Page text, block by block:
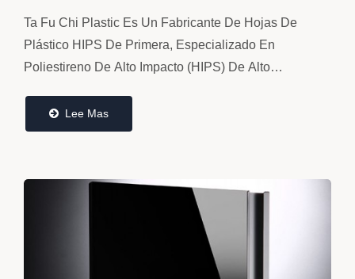
Y Fabricación | Ta Fu Chi
Ta Fu Chi Plastic Es Un Fabricante De Hojas De
Plástico HIPS De Primera, Especializado En
Poliestireno De Alto Impacto (HIPS) De Alto
Excepcional, Calidad De Superficie...
Lee Mas